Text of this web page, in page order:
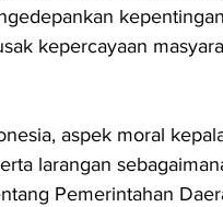
kepercayaan
aspek moral
larangan
Pemerintahan